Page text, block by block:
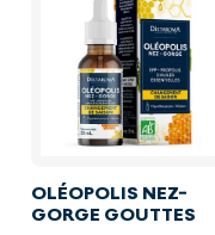
OLÉOPOLIS NEZ-
GORGE GOUTTES